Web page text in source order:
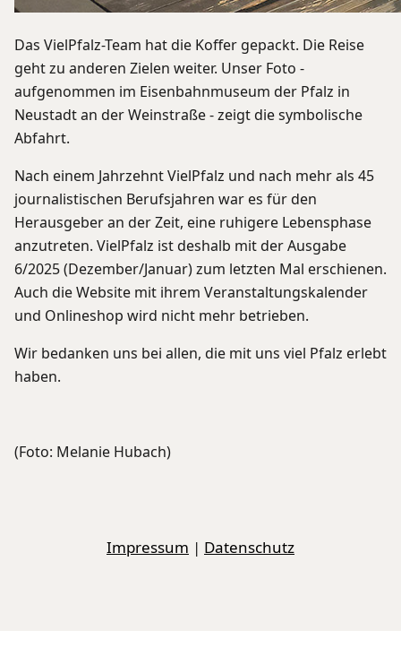
Das VielPfalz-Team hat die Koffer gepackt. Die Reise
geht zu anderen Zielen weiter. Unser Foto -
aufgenommen im Eisenbahnmuseum der Pfalz in
Neustadt an der Weinstraße - zeigt die symbolische
Abfahrt.
Nach einem Jahrzehnt VielPfalz und nach mehr als 45
journalistischen Berufsjahren war es für den
Herausgeber an der Zeit, eine ruhigere Lebensphase
anzutreten. VielPfalz ist deshalb mit der Ausgabe
6/2025 (Dezember/Januar) zum letzten Mal erschienen.
Auch die Website mit ihrem Veranstaltungskalender
und Onlineshop wird nicht mehr betrieben.
Wir bedanken uns bei allen, die mit uns viel Pfalz erlebt
haben.
(Foto: Melanie Hubach)
Impressum | Datenschutz